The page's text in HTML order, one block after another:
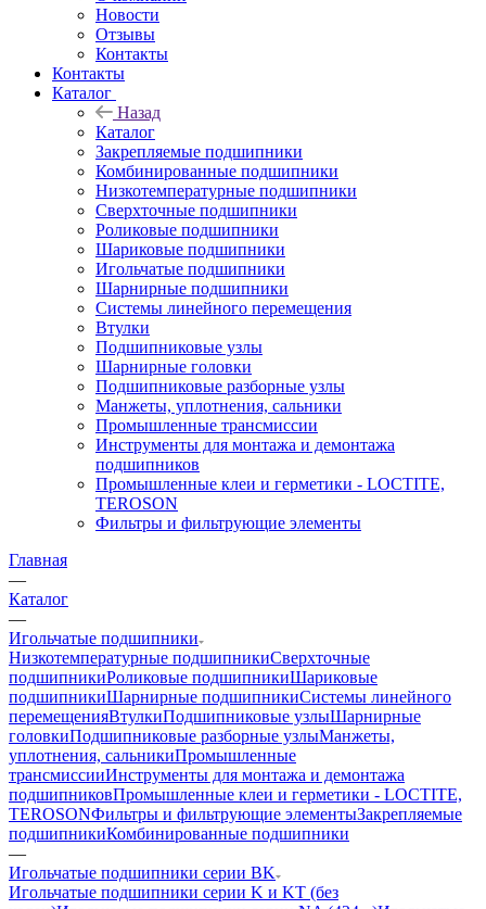
Новости
Отзывы
Контакты
Контакты
Каталог
Назад
Каталог
Закрепляемые подшипники
Комбинированные подшипники
Низкотемпературные подшипники
Сверхточные подшипники
Роликовые подшипники
Шариковые подшипники
Игольчатые подшипники
Шарнирные подшипники
Системы линейного перемещения
Втулки
Подшипниковые узлы
Шарнирные головки
Подшипниковые разборные узлы
Манжеты, уплотнения, сальники
Промышленные трансмиссии
Инструменты для монтажа и демонтажа
подшипников
Промышленные клеи и герметики - LOCTITE,
TEROSON
Фильтры и фильтрующие элементы
Главная
—
Каталог
—
Игольчатые подшипники
Низкотемпературные подшипникиСверхточные
подшипникиРоликовые подшипникиШариковые
подшипникиШарнирные подшипникиСистемы линейного
перемещенияВтулкиПодшипниковые узлыШарнирные
головкиПодшипниковые разборные узлыМанжеты,
уплотнения, сальникиПромышленные
трансмиссииИнструменты для монтажа и демонтажа
подшипниковПромышленные клеи и герметики - LOCTITE,
TEROSONФильтры и фильтрующие элементыЗакрепляемые
подшипникиКомбинированные подшипники
—
Игольчатые подшипники серии BK
Игольчатые подшипники серии K и KT (без